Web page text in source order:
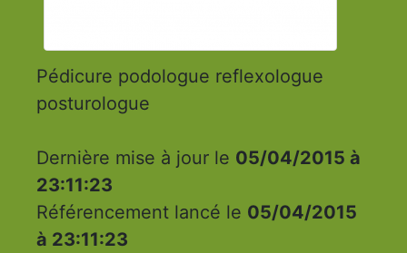
Pédicure podologue reflexologue
posturologue
Dernière mise à jour le 05/04/2015 à
23:11:23
Référencement lancé le 05/04/2015
à 23:11:23